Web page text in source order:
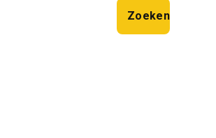
Zoeken